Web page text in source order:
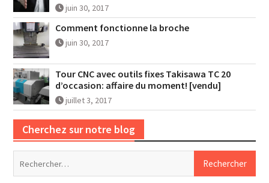
juin 30, 2017
Comment fonctionne la broche
juin 30, 2017
Tour CNC avec outils fixes Takisawa TC 20
d’occasion: affaire du moment! [vendu]
juillet 3, 2017
Cherchez sur notre blog